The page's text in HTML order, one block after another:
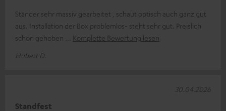
Ständer sehr massiv gearbeitet , schaut optisch auch ganz gut
aus. Installation der Box problemlos- steht sehr gut. Preislich
schon gehoben
Komplette Bewertung lesen
Hubert D.
Standfest
30.04.2026